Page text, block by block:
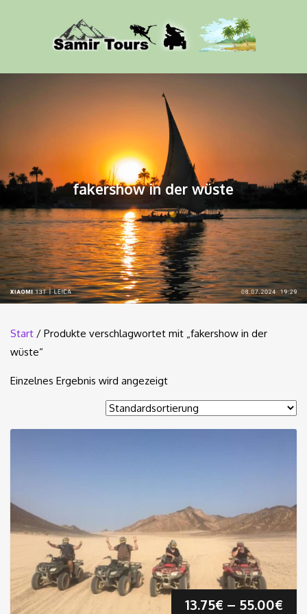
fakershow in der wüste
Start / Produkte verschlagwortet mit „fakershow in der
wüste“
Einzelnes Ergebnis wird angezeigt
13.75€ – 55.00€